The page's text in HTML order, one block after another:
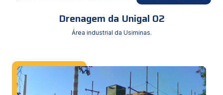
Drenagem da Unigal 02
Área industrial da Usiminas.